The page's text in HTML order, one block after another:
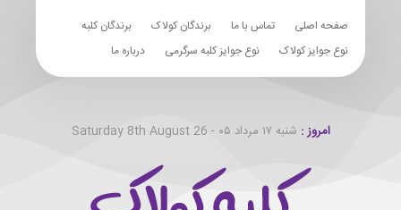
صفحه اصلی تماس با ما برندگان کولاک
برندگان کلبه
نوع جوایز کولاک
نوع جوایز کلبه سرگرمی درباره ما
امروز : شنبه ۱۷ مرداد ۰۵ - Saturday 8th August 26